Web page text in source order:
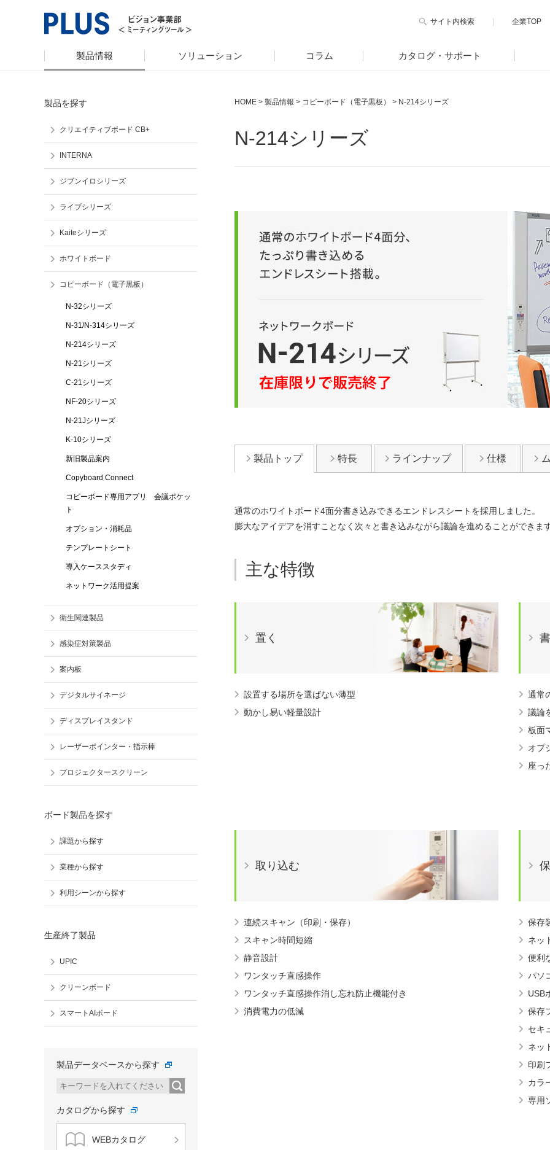
サイト内検索 企業TOP
製品情報 ソリューション コラム カタログ・サポート
HOME > 製品情報 > コピーボード（電子黒板） > N-214シリーズ
N-214シリーズ
製品トップ 特長 ラインナップ 仕様
通常のホワイトボード4面分書き込みできるエンドレスシートを採用しました。
膨大なアイデアを消すことなく次々と書き込みながら議論を進めることができま
主な特徴
置く
設置する場所を選ばない薄型
動かし易い軽量設計
通常
議論
板面
オプ
座っ
取り込む
連続スキャン（印刷・保存）
スキャン時間短縮
静音設計
ワンタッチ直感操作
ワンタッチ直感操作消し忘れ防止機能付き
消費電力の低減
保存
ネッ
便利
パソ
USB
保存
セキ
ネッ
印刷
カラ
専用
製品を探す
クリエイティブボード CB+
INTERNA
ジブンイロシリーズ
ライブシリーズ
Kaiteシリーズ
ホワイトボード
コピーボード（電子黒板）
N-32シリーズ
N-31/N-314シリーズ
N-214シリーズ
N-21シリーズ
C-21シリーズ
NF-20シリーズ
N-21Jシリーズ
K-10シリーズ
新旧製品案内
Copyboard Connect
コピーボード専用アプリ 会議ポケッ
ト
オプション・消耗品
テンプレートシート
導入ケーススタディ
ネットワーク活用提案
衛生関連製品
感染症対策製品
案内板
デジタルサイネージ
ディスプレイスタンド
レーザーポインター・指示棒
プロジェクタースクリーン
ボード製品を探す
課題から探す
業種から探す
利用シーンから探す
生産終了製品
UPIC
クリーンボード
スマートAIボード
製品データベースから探す
カタログから探す
WEBカタログ